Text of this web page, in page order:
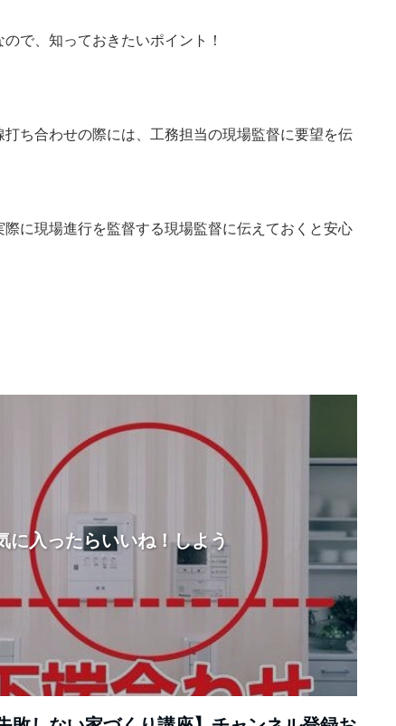
で、知っておきたいポイント！
ち合わせの際には、工務担当の現場監督に要望を伝
に現場進行を監督する現場監督に伝えておくと安心
に入ったらいいね！しよう